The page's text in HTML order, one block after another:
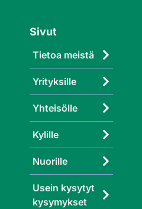
Sivut
Tietoa meistä
Yrityksille
Yhteisölle
Kylille
Nuorille
Usein kysytyt
kysymykset